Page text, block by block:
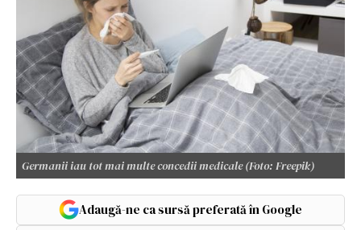
Germanii iau tot mai multe concedii medicale (Foto: Freepik)
Adaugă-ne ca sursă preferată în Google